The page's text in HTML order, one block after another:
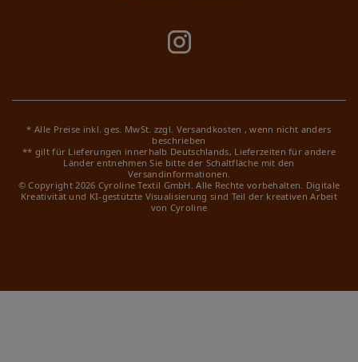
* Alle Preise inkl. ges. MwSt. zzgl. Versandkosten , wenn nicht anders
beschrieben
** gilt für Lieferungen innerhalb Deutschlands, Lieferzeiten für andere
Länder entnehmen Sie bitte der Schaltfläche mit den
Versandinformationen.
© Copyright 2026 Cyroline Textil GmbH. Alle Rechte vorbehalten. Digitale
Kreativität und KI-gestützte Visualisierung sind Teil der kreativen Arbeit
von Cyroline